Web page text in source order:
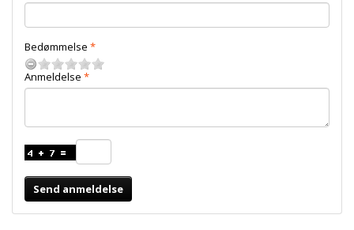
Bedømmelse
Anmeldelse
Send anmeldelse